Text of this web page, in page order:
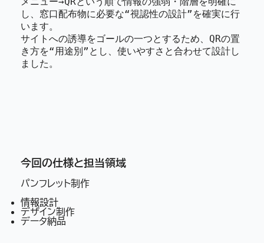
し、窓口配布物に必要な“視認性の設計”を確実に行
います。
サイトへの誘導をゴールの一つとするため、QRの置
き方を“用途別”とし、使いやすさと合わせて設計し
ました。
今回の仕様と担当領域
パンフレット制作
情報設計
デザイン制作
データ納品